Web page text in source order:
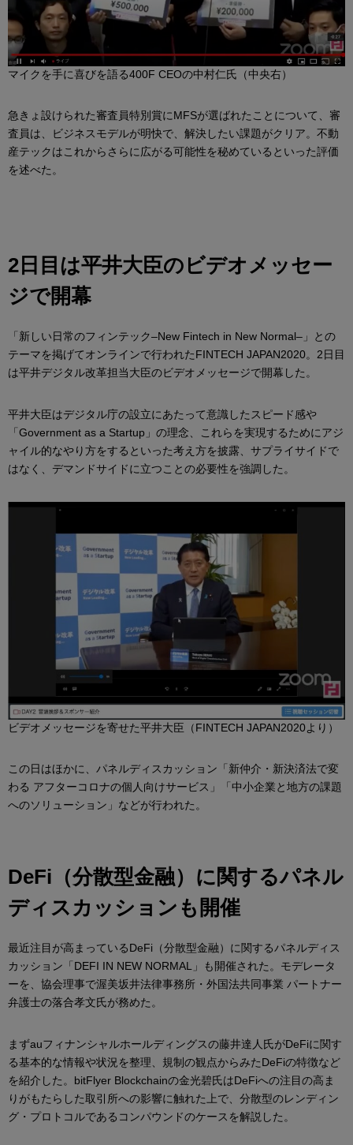
マイクを手に喜びを語る400F CEOの中村仁氏（中央右）
急きょ設けられた審査員特別賞にMFSが選ばれたことについて、審
査員は、ビジネスモデルが明快で、解決したい課題がクリア。不動
産テックはこれからさらに広がる可能性を秘めているといった評価
を述べた。
2日目は平井大臣のビデオメッセー
ジで開幕
「新しい日常のフィンテック–New Fintech in New Normal–」との
テーマを掲げてオンラインで行われたFINTECH JAPAN2020。2日目
は平井デジタル改革担当大臣のビデオメッセージで開幕した。
平井大臣はデジタル庁の設立にあたって意識したスピード感や
「Government as a Startup」の理念、これらを実現するためにアジ
ャイル的なやり方をするといった考え方を披露、サプライサイドで
はなく、デマンドサイドに立つことの必要性を強調した。
ビデオメッセージを寄せた平井大臣（FINTECH JAPAN2020より）
この日はほかに、パネルディスカッション「新仲介・新決済法で変
わる アフターコロナの個人向けサービス」「中小企業と地方の課題
へのソリューション」などが行われた。
DeFi（分散型金融）に関するパネル
ディスカッションも開催
最近注目が高まっているDeFi（分散型金融）に関するパネルディス
カッション「DEFI IN NEW NORMAL」も開催された。モデレータ
ーを、協会理事で渥美坂井法律事務所・外国法共同事業 パートナー
弁護士の落合孝文氏が務めた。
まずauフィナンシャルホールディングスの藤井達人氏がDeFiに関す
る基本的な情報や状況を整理、規制の観点からみたDeFiの特徴など
を紹介した。bitFlyer Blockchainの金光碧氏はDeFiへの注目の高ま
りがもたらした取引所への影響に触れた上で、分散型のレンディン
グ・プロトコルであるコンパウンドのケースを解説した。